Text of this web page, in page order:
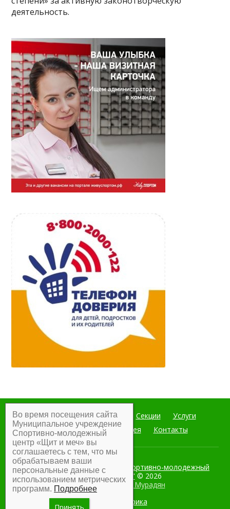
деятельность.
Главная Мероприятия Секции
Услуги
Документы
Фотогалерея Контакты
Муниципальное учреждение Спортивно-молодежный
центр "Щит и меч" © 2026
Разработка:Армен Мурадян
Во время посещения сайта
Муниципальное учреждение
Спортивно-молодежный
центр «Щит и меч» вы
соглашаетесь с тем, что мы
обрабатываем ваши
персональные данные с
использованием метрических
программ. Подробнее